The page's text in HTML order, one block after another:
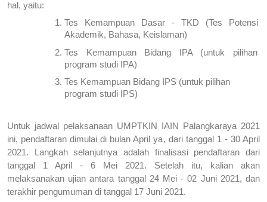
hal, yaitu:
Tes Kemampuan Dasar - TKD (Tes Potensi
Akademik, Bahasa, Keislaman)
Tes Kemampuan Bidang IPA (untuk pilihan
program studi IPA)
Tes Kemampuan Bidang IPS (untuk pilihan
program studi IPS)
Untuk jadwal pelaksanaan UMPTKIN IAIN Palangkaraya 2021
ini, pendaftaran dimulai di bulan April ya, dari tanggal 1 - 30 April
2021. Langkah selanjutnya adalah finalisasi pendaftaran dari
tanggal 1 April - 6 Mei 2021. Setelah itu, kalian akan
melaksanakan ujian antara tanggal 24 Mei - 02 Juni 2021, dan
terakhir pengumuman di tanggal 17 Juni 2021.